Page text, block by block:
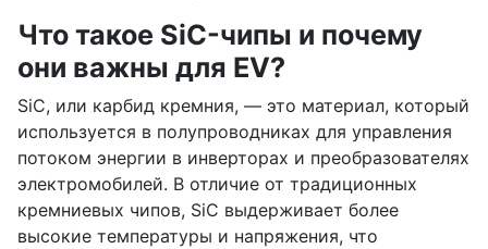
Что такое SiC-чипы и почему
они важны для EV?
SiC, или карбид кремния, — это материал, который
используется в полупроводниках для управления
потоком энергии в инверторах и преобразователях
электромобилей. В отличие от традиционных
кремниевых чипов, SiC выдерживает более
высокие температуры и напряжения, что